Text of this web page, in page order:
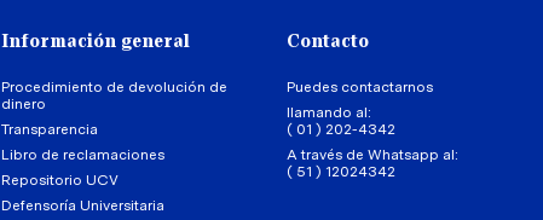
Información general
Procedimiento de devolución de
dinero
Transparencia
Libro de reclamaciones
Repositorio UCV
Defensoría Universitaria
Contacto
Puedes contactarnos
llamando al:
( 01 ) 202-4342
A través de Whatsapp al:
( 51 ) 12024342